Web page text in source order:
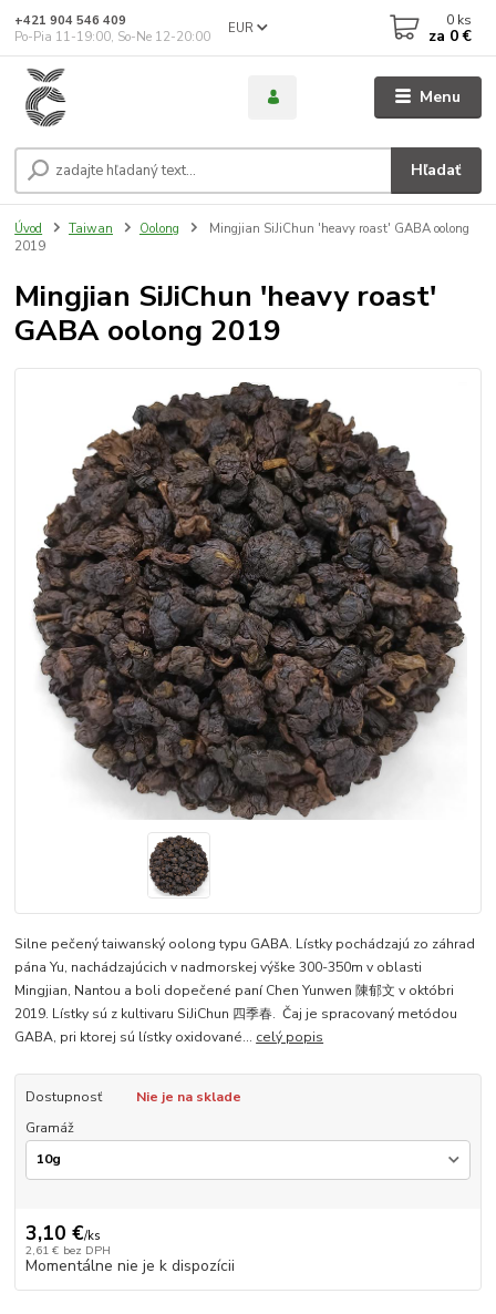
Menu
EUR
Hľadať
+421 904 546 409
Po-Pia 11-19:00, So-Ne 12-20:00
0 ks
za 0 €
Úvod Taiwan Oolong
Mingjian SiJiChun 'heavy roast' GABA oolong
2019
Mingjian SiJiChun 'heavy roast'
GABA oolong 2019
Silne pečený taiwanský oolong typu GABA. Lístky pochádzajú zo záhrad
pána Yu, nachádzajúcich v nadmorskej výške 300-350m v oblasti
Mingjian, Nantou a boli dopečené paní Chen Yunwen 陳郁文 v októbri
2019. Lístky sú z kultivaru SiJiChun 四季春. Čaj je spracovaný metódou
GABA, pri ktorej sú lístky oxidované... celý popis
Dostupnosť
Nie je na sklade
Gramáž
3,10 €/ks
2,61 € bez DPH
Momentálne nie je k dispozícii